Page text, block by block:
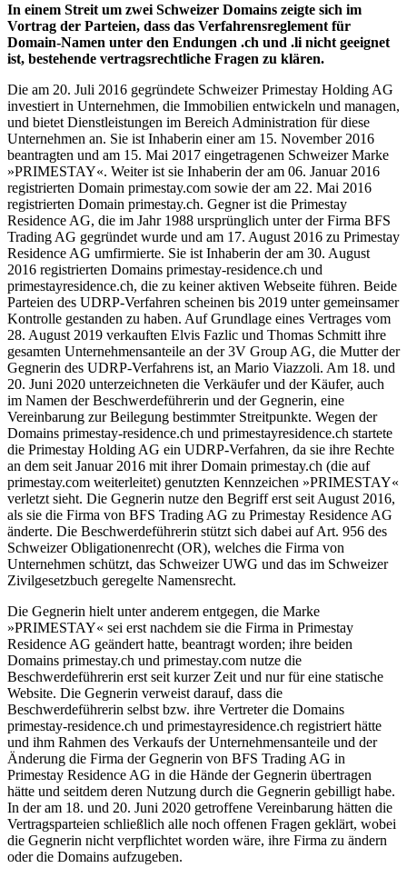
In einem Streit um zwei Schweizer Domains zeigte sich im
Vortrag der Parteien, dass das Verfahrensreglement für
Domain-Namen unter den Endungen .ch und .li nicht geeignet
ist, bestehende vertragsrechtliche Fragen zu klären.
Die am 20. Juli 2016 gegründete Schweizer Primestay Holding AG
investiert in Unternehmen, die Immobilien entwickeln und managen,
und bietet Dienstleistungen im Bereich Administration für diese
Unternehmen an. Sie ist Inhaberin einer am 15. November 2016
beantragten und am 15. Mai 2017 eingetragenen Schweizer Marke
»PRIMESTAY«. Weiter ist sie Inhaberin der am 06. Januar 2016
registrierten Domain primestay.com sowie der am 22. Mai 2016
registrierten Domain primestay.ch. Gegner ist die Primestay
Residence AG, die im Jahr 1988 ursprünglich unter der Firma BFS
Trading AG gegründet wurde und am 17. August 2016 zu Primestay
Residence AG umfirmierte. Sie ist Inhaberin der am 30. August
2016 registrierten Domains primestay-residence.ch und
primestayresidence.ch, die zu keiner aktiven Webseite führen. Beide
Parteien des UDRP-Verfahren scheinen bis 2019 unter gemeinsamer
Kontrolle gestanden zu haben. Auf Grundlage eines Vertrages vom
28. August 2019 verkauften Elvis Fazlic und Thomas Schmitt ihre
gesamten Unternehmensanteile an der 3V Group AG, die Mutter der
Gegnerin des UDRP-Verfahrens ist, an Mario Viazzoli. Am 18. und
20. Juni 2020 unterzeichneten die Verkäufer und der Käufer, auch
im Namen der Beschwerdeführerin und der Gegnerin, eine
Vereinbarung zur Beilegung bestimmter Streitpunkte. Wegen der
Domains primestay-residence.ch und primestayresidence.ch startete
die Primestay Holding AG ein UDRP-Verfahren, da sie ihre Rechte
an dem seit Januar 2016 mit ihrer Domain primestay.ch (die auf
primestay.com weiterleitet) genutzten Kennzeichen »PRIMESTAY«
verletzt sieht. Die Gegnerin nutze den Begriff erst seit August 2016,
als sie die Firma von BFS Trading AG zu Primestay Residence AG
änderte. Die Beschwerdeführerin stützt sich dabei auf Art. 956 des
Schweizer Obligationenrecht (OR), welches die Firma von
Unternehmen schützt, das Schweizer UWG und das im Schweizer
Zivilgesetzbuch geregelte Namensrecht.
Die Gegnerin hielt unter anderem entgegen, die Marke
»PRIMESTAY« sei erst nachdem sie die Firma in Primestay
Residence AG geändert hatte, beantragt worden; ihre beiden
Domains primestay.ch und primestay.com nutze die
Beschwerdeführerin erst seit kurzer Zeit und nur für eine statische
Website. Die Gegnerin verweist darauf, dass die
Beschwerdeführerin selbst bzw. ihre Vertreter die Domains
primestay-residence.ch und primestayresidence.ch registriert hätte
und ihm Rahmen des Verkaufs der Unternehmensanteile und der
Änderung die Firma der Gegnerin von BFS Trading AG in
Primestay Residence AG in die Hände der Gegnerin übertragen
hätte und seitdem deren Nutzung durch die Gegnerin gebilligt habe.
In der am 18. und 20. Juni 2020 getroffene Vereinbarung hätten die
Vertragsparteien schließlich alle noch offenen Fragen geklärt, wobei
die Gegnerin nicht verpflichtet worden wäre, ihre Firma zu ändern
oder die Domains aufzugeben.